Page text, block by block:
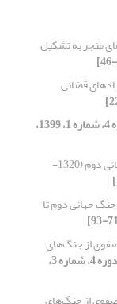
منجر به تشکیل
قضائی
[دوره 4، شماره 1، 1399،
تحلیل مؤلفه‌های تبعید تبعیدیان جنگ جهانی دوم (1320-
جهانی دوم تا
صفوی از جنگ‌های
[دوره 4، شماره 3،